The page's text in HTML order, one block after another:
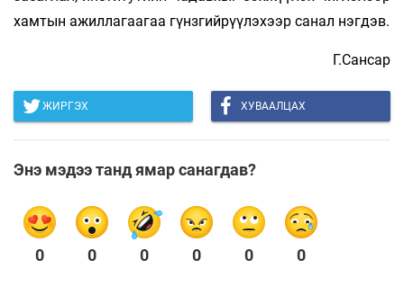
хамтын ажиллагаагаа гүнзгийрүүлэхээр санал нэгдэв.
Г.Сансар
ЖИРГЭХ ХУВААЛЦАХ
Энэ мэдээ танд ямар санагдав?
0 0 0 0 0 0